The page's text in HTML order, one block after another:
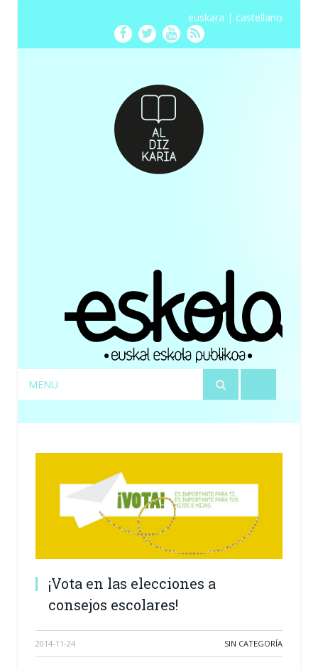
euskara | castellano
Facebook
TwitterYoutube
RSS
MENU
¡Vota en las elecciones a
consejos escolares!
2014-11-24 SIN CATEGORÍA